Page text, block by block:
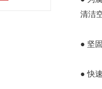
清洁
● 坚
● 快